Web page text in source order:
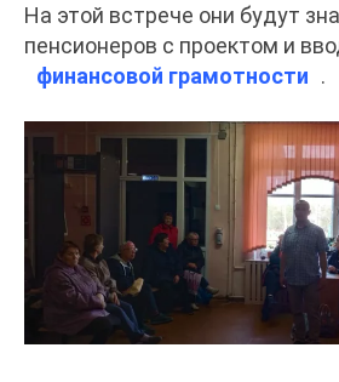
На этой встрече они будут
пенсионеров с проектом и
финансовой грамотности .